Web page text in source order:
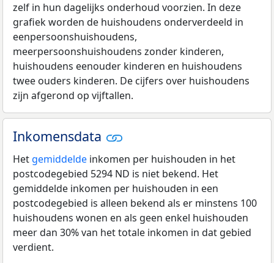
zelf in hun dagelijks onderhoud voorzien. In deze
grafiek worden de huishoudens onderverdeeld in
eenpersoonshuishoudens,
meerpersoonshuishoudens zonder kinderen,
huishoudens eenouder kinderen en huishoudens
twee ouders kinderen. De cijfers over huishoudens
zijn afgerond op vijftallen.
Inkomensdata
Het gemiddelde inkomen per huishouden in het
postcodegebied 5294 ND is niet bekend. Het
gemiddelde inkomen per huishouden in een
postcodegebied is alleen bekend als er minstens 100
huishoudens wonen en als geen enkel huishouden
meer dan 30% van het totale inkomen in dat gebied
verdient.